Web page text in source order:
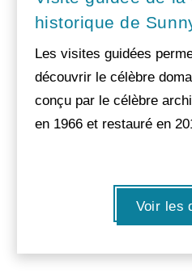
historique de
Les visites guidées
découvrir le célèbre
conçu par le célèbre
en 1966 et restauré en
Voir les